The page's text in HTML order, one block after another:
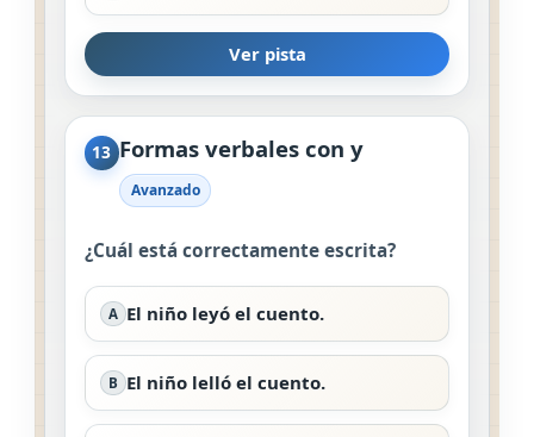
Ver pista
13 Formas verbales con y
Avanzado
¿Cuál está correctamente escrita?
A El niño leyó el cuento.
B El niño lelló el cuento.